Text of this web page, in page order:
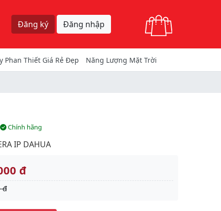
Đăng ký Đăng nhập
Phan Thiết Giá Rẻ Đẹp Năng Lượng Mặt Trời
Chính hãng
IP DAHUA
đ
đ